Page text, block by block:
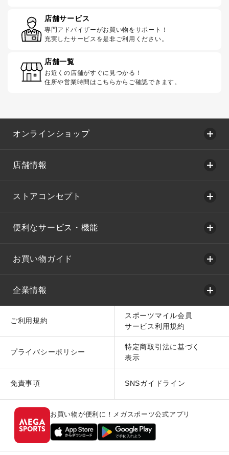
店舗サービス
専門アドバイザーがお買い物をサポート！
充実したサービスを是非ご利用ください。
店舗一覧
お近くの店舗がすぐに見つかる！
住所や営業時間はこちらからご確認できます。
オンラインショップ
店舗情報
ストアコンセプト
便利なサービス・機能
お買い物ガイド
企業情報
ご利用規約
スポーツマイル会員
サービス利用規約
プライバシーポリシー
特定商取引法に基づく
表示
免責事項 SNSガイドライン
お買い物が便利に！メガスポーツ公式アプリ